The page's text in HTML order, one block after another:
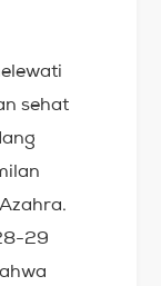
sehat
29